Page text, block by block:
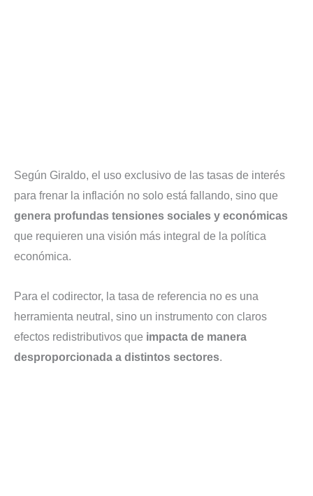
Según Giraldo, el uso exclusivo de las tasas de interés
para frenar la inflación no solo está fallando, sino que
genera profundas tensiones sociales y económicas
que requieren una visión más integral de la política
económica.
Para el codirector, la tasa de referencia no es una
herramienta neutral, sino un instrumento con claros
efectos redistributivos que impacta de manera
desproporcionada a distintos sectores.